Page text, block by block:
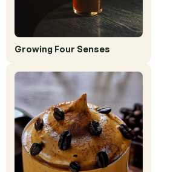
Growing Four Senses